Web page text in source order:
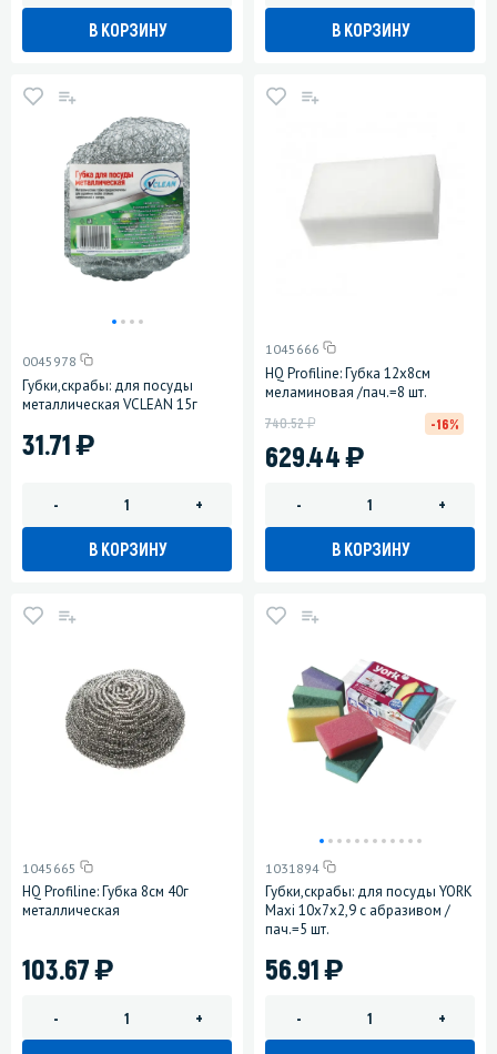
В КОРЗИНУ В КОРЗИНУ
0045978
Губки,скрабы: для посуды
металлическая VCLEAN 15г
31.71)
- +
В КОРЗИНУ
1045666
HQ Profiline: Губка 12х8см
меламиновая /пач.=8 шт.
629.44)
740.52у -16%
- +
В КОРЗИНУ
1045665
HQ Profiline: Губка 8см 40г
металлическая
103.67)
- +
1031894
Губки,скрабы: для посуды YORK
Maxi 10х7х2,9 с абразивом /
пач.=5 шт.
56.91)
- +